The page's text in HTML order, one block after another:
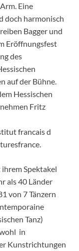
Eine
doch harmonisch
Bagger und
Eröffnungsfest
des
auf der Bühne.
Hessischen
Fritz
francais d
Spektakel
als 40 Länder
von 7 Tänzern
Tanz)
in
Kunstrichtungen